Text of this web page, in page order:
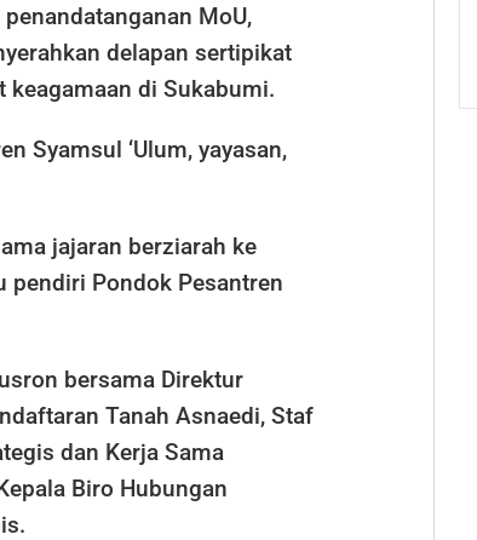
MoU,
delapan sertipikat
keagamaan di Sukabumi.
Syamsul ‘Ulum, yayasan,
jajaran berziarah ke
pendiri Pondok Pesantren
bersama Direktur
Tanah Asnaedi, Staf
dan Kerja Sama
Biro Hubungan